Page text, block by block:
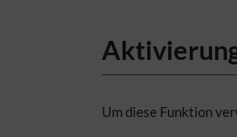
Um diese Funktion